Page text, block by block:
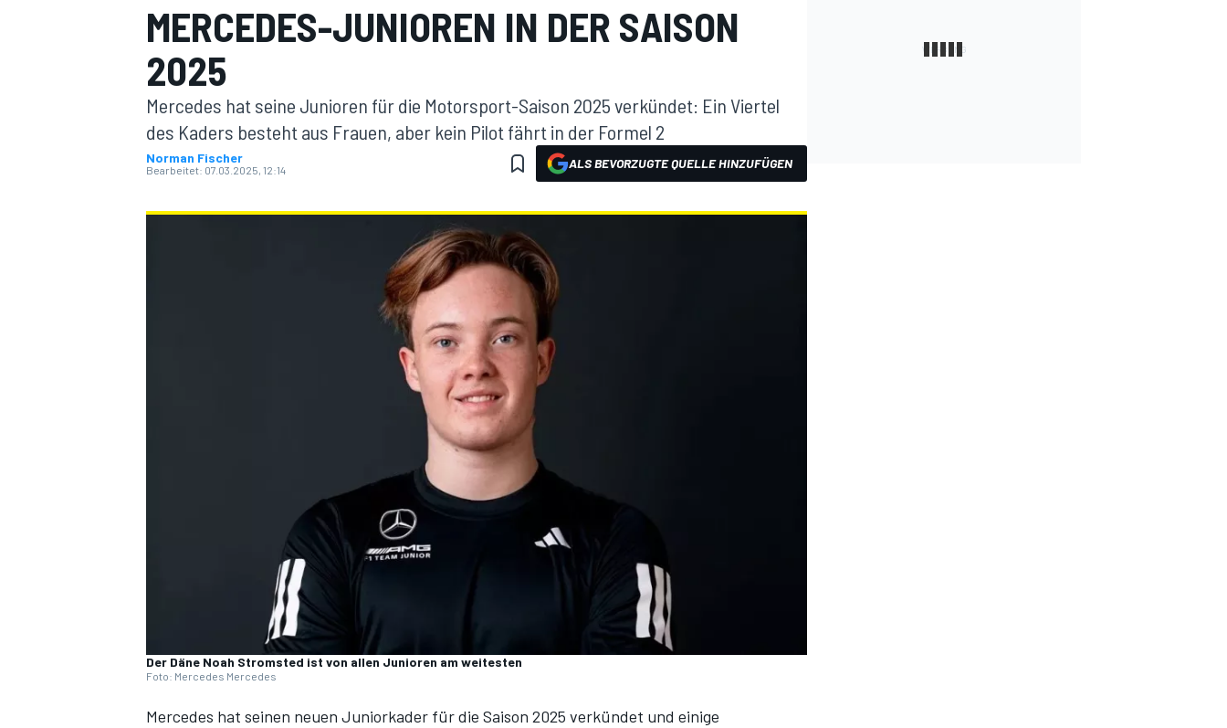
MOTOGP
MERCEDES-JUNIOREN IN DER SAISON
2025
Mercedes hat seine Junioren für die Motorsport-Saison 2025 verkündet: Ein Viertel
des Kaders besteht aus Frauen, aber kein Pilot fährt in der Formel 2
Norman Fischer
Bearbeitet: 07.03.2025, 12:14 ALS BEVORZUGTE QUELLE HINZUFÜGEN
Der Däne Noah Stromsted ist von allen Junioren am weitesten
Foto: Mercedes Mercedes
Mercedes hat seinen neuen Juniorkader für die Saison 2025 verkündet und einige